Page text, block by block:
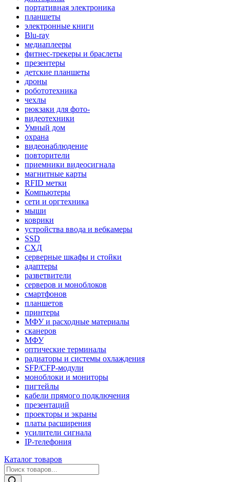
портативная электроника
планшеты
электронные книги
Blu-ray
медиаплееры
фитнес-трекеры и браслеты
презентеры
детские планшеты
дроны
робототехника
чехлы
рюкзаки для фото-
видеотехники
Умный дом
охрана
видеонаблюдение
повторители
приемники видеосигнала
магнитные карты
RFID метки
Компьютеры
сети и оргтехника
мыши
коврики
устройства ввода и вебкамеры
SSD
СХД
серверные шкафы и стойки
адаптеры
разветвители
серверов и моноблоков
смартфонов
планшетов
принтеры
МФУ и расходные материалы
сканеров
МФУ
оптические терминалы
радиаторы и системы охлаждения
SFP/CFP-модули
моноблоки и мониторы
пигтейлы
кабели прямого подключения
презентаций
проекторы и экраны
платы расширения
усилители сигнала
IP-телефония
Каталог товаров
Поиск
товаров